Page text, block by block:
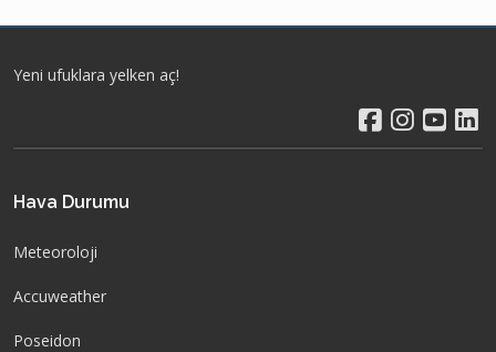
Yeni ufuklara yelken aç!
Hava Durumu
Meteoroloji
Accuweather
Poseidon